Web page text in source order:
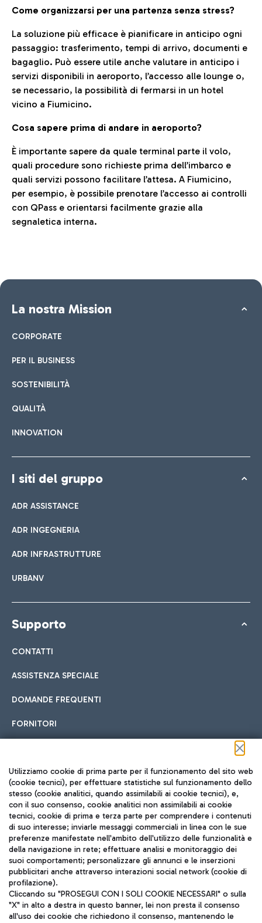
Come organizzarsi per una partenza senza stress?
La soluzione più efficace è pianificare in anticipo ogni
passaggio: trasferimento, tempi di arrivo, documenti e
bagaglio. Può essere utile anche valutare in anticipo i
servizi disponibili in aeroporto, l’accesso alle lounge o,
se necessario, la possibilità di fermarsi in un hotel
vicino a Fiumicino.
Cosa sapere prima di andare in aeroporto?
È importante sapere da quale terminal parte il volo,
quali procedure sono richieste prima dell’imbarco e
quali servizi possono facilitare l’attesa. A Fiumicino,
per esempio, è possibile prenotare l’accesso ai controlli
con QPass e orientarsi facilmente grazie alla
segnaletica interna.
La nostra Mission
CORPORATE
PER IL BUSINESS
SOSTENIBILITÀ
QUALITÀ
INNOVATION
I siti del gruppo
ADR ASSISTANCE
ADR INGEGNERIA
ADR INFRASTRUTTURE
URBANV
Supporto
CONTATTI
ASSISTENZA SPECIALE
DOMANDE FREQUENTI
FORNITORI
Seguici sui social
TRAVEL JOURNAL
ITA
Utilizziamo cookie di prima parte per il funzionamento del sito web
(cookie tecnici), per effettuare statistiche sul funzionamento dello
stesso (cookie analitici, quando assimilabili ai cookie tecnici), e,
con il suo consenso, cookie analitici non assimilabili ai cookie
tecnici, cookie di prima e terza parte per comprendere i contenuti
di suo interesse; inviarle messaggi commerciali in linea con le sue
preferenze manifestate nell'ambito dell'utilizzo delle funzionalità e
della navigazione in rete; effettuare analisi e monitoraggio dei
suoi comportamenti; personalizzare gli annunci e le inserzioni
pubblicitari anche attraverso interazioni social network (cookie di
profilazione).
Cliccando su "PROSEGUI CON I SOLI COOKIE NECESSARI" o sulla
"X" in alto a destra in questo banner, lei non presta il consenso
all'uso dei cookie che richiedono il consenso, mantenendo le